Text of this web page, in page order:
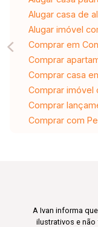
Alugar casa de
Alugar imóvel
Comprar em
Comprar
Comprar casa
Comprar imóvel
Comprar
Comprar com
A Ivan informa
ilustrativos e